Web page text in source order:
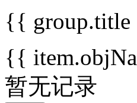
{{
{{
暂无记录